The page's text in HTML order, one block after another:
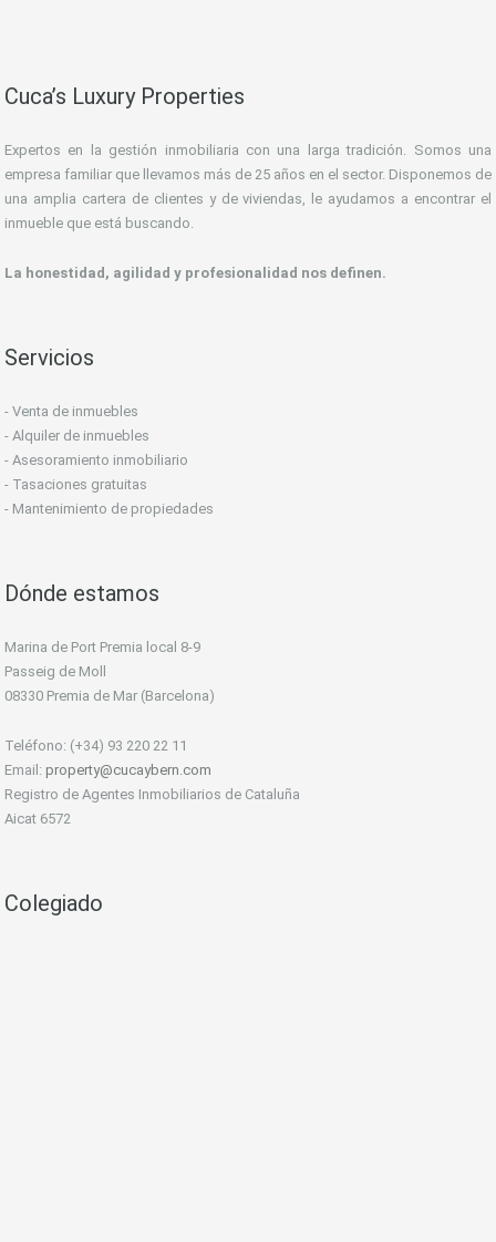
Cuca’s Luxury Properties
Expertos en la gestión inmobiliaria con una larga tradición. Somos una
empresa familiar que llevamos más de 25 años en el sector. Disponemos de
una amplia cartera de clientes y de viviendas, le ayudamos a encontrar el
inmueble que está buscando.
La honestidad, agilidad y profesionalidad nos definen.
Servicios
- Venta de inmuebles
- Alquiler de inmuebles
- Asesoramiento inmobiliario
- Tasaciones gratuitas
- Mantenimiento de propiedades
Dónde estamos
Marina de Port Premia local 8-9
Passeig de Moll
08330 Premia de Mar (Barcelona)
Teléfono: (+34) 93 220 22 11
Email: property@cucaybern.com
Registro de Agentes Inmobiliarios de Cataluña
Aicat 6572
Colegiado